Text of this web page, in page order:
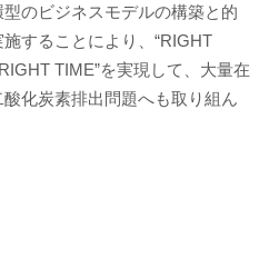
のビジネスモデルの構築と的
することにより、“RIGHT
TIME”を実現して、大量在
化炭素排出問題へも取り組ん